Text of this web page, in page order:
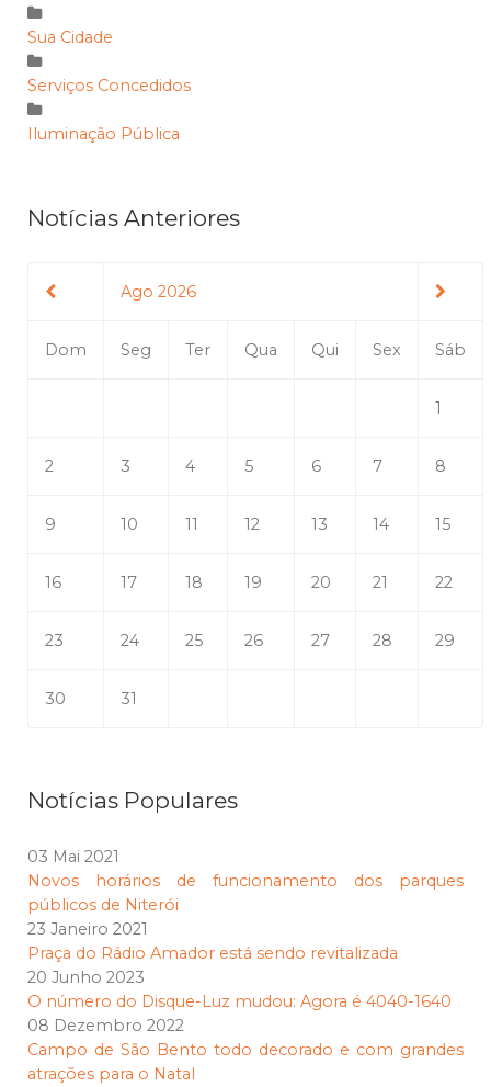
Sua Cidade
Serviços Concedidos
Iluminação Pública
Notícias Anteriores
Ago 2026
Dom Seg Ter Qua Qui Sex Sáb
1
2 3 4 5 6 7 8
9 10 11 12 13 14 15
16 17 18 19 20 21 22
23 24 25 26 27 28 29
30 31
Notícias Populares
03 Mai 2021
Novos horários de funcionamento dos parques
públicos de Niterói
23 Janeiro 2021
Praça do Rádio Amador está sendo revitalizada
20 Junho 2023
O número do Disque-Luz mudou: Agora é 4040-1640
08 Dezembro 2022
Campo de São Bento todo decorado e com grandes
atrações para o Natal